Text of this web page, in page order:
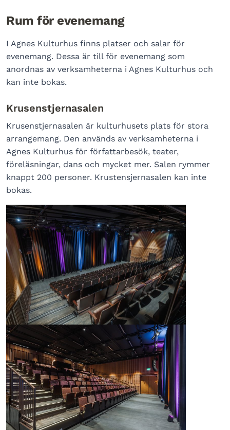
Rum för evenemang
I Agnes Kulturhus finns platser och salar för
evenemang. Dessa är till för evenemang som
anordnas av verksamheterna i Agnes Kulturhus och
kan inte bokas.
Krusenstjernasalen
Krusenstjernasalen är kulturhusets plats för stora
arrangemang. Den används av verksamheterna i
Agnes Kulturhus för författarbesök, teater,
föreläsningar, dans och mycket mer. Salen rymmer
knappt 200 personer. Krustensjernasalen kan inte
bokas.